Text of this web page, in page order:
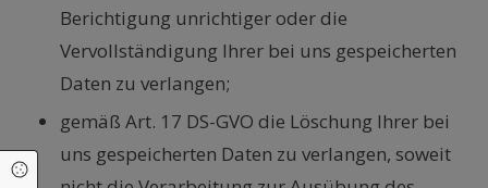
Berichtigung unrichtiger oder die
Vervollständigung Ihrer bei uns gespeicherten
Daten zu verlangen;
gemäß Art. 17 DS-GVO die Löschung Ihrer bei
uns gespeicherten Daten zu verlangen, soweit
Cookie Einstellungen